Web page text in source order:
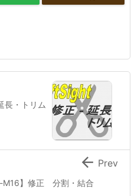
・トリム
M16】修正 分割・結合
 Prev